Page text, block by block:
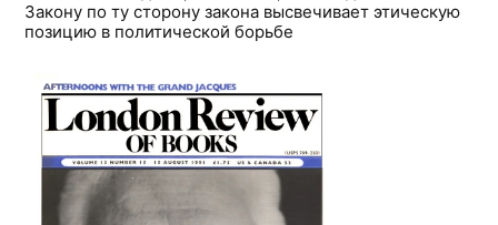
Закону по ту сторону закона высвечивает этическую
позицию в политической борьбе